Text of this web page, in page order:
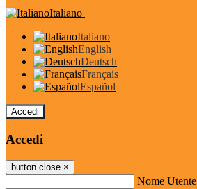
Italiano
Italiano
English
Deutsch
Français
Español
Accedi
Accedi
button close ×
Nome Utente